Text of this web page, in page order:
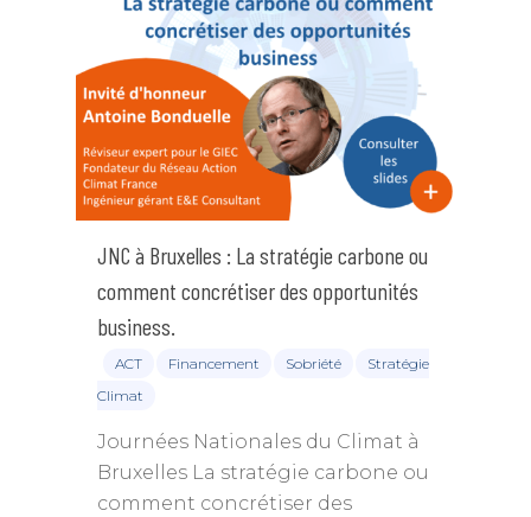
JNC à Bruxelles : La stratégie carbone ou
comment concrétiser des opportunités
business.
ACT Financement Sobriété
Stratégie
Climat
Journées Nationales du Climat à
Bruxelles La stratégie carbone ou
comment concrétiser des